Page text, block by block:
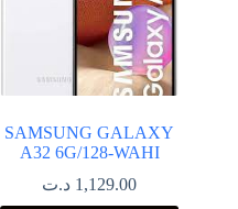
SAMSUNG GALAXY
A32 6G/128-WAHI
1,129.00 د.ت